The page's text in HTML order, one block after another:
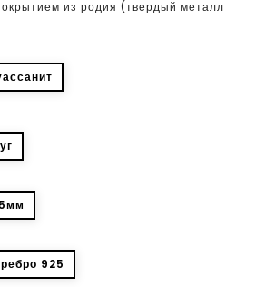
из родия (твердый металл
925